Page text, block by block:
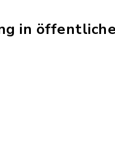
in